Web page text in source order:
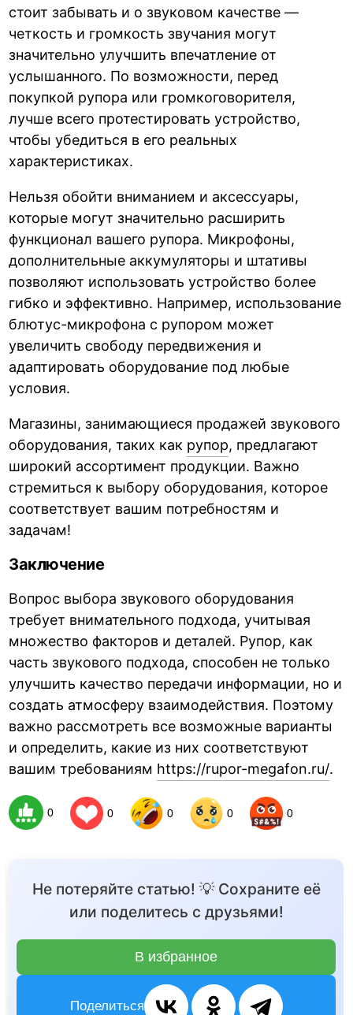
стоит забывать и о звуковом качестве —
четкость и громкость звучания могут
значительно улучшить впечатление от
услышанного. По возможности, перед
покупкой рупора или громкоговорителя,
лучше всего протестировать устройство,
чтобы убедиться в его реальных
характеристиках.
Нельзя обойти вниманием и аксессуары,
которые могут значительно расширить
функционал вашего рупора. Микрофоны,
дополнительные аккумуляторы и штативы
позволяют использовать устройство более
гибко и эффективно. Например, использование
блютус-микрофона с рупором может
увеличить свободу передвижения и
адаптировать оборудование под любые
условия.
Магазины, занимающиеся продажей звукового
оборудования, таких как рупор, предлагают
широкий ассортимент продукции. Важно
стремиться к выбору оборудования, которое
соответствует вашим потребностям и
задачам!
Заключение
Вопрос выбора звукового оборудования
требует внимательного подхода, учитывая
множество факторов и деталей. Рупор, как
часть звукового подхода, способен не только
улучшить качество передачи информации, но и
создать атмосферу взаимодействия. Поэтому
важно рассмотреть все возможные варианты
и определить, какие из них соответствуют
вашим требованиям https://rupor-megafon.ru/.
0 0 0 0 0
Не потеряйте статью! 💡 Сохраните её
или поделитесь с друзьями!
В избранное
Поделиться